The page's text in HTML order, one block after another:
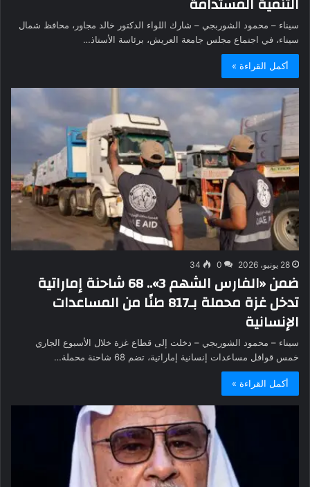
سيناء – محمود الشوربجي – شارك اللواء الدكتور خالد مجاور، محافظ شمال
سيناء، في اجتماع مجلس جامعة العريش، برئاسة الأستاذ…
أكمل القراءة »
28 يونيو، 2026 0
34
ضمن «الفارس الشهم 3».. 68 شاحنة إماراتية
تدخل غزة محملة بـ817 طنًا من المساعدات
الإنسانية
سيناء – محمود الشوربجي – دخلت إلى قطاع غزة خلال الأسبوع الجاري
خمس قوافل مساعدات إنسانية إماراتية، تضم 68 شاحنة محملة…
أكمل القراءة »